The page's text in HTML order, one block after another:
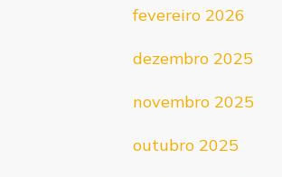
fevereiro 2026
dezembro 2025
novembro 2025
outubro 2025